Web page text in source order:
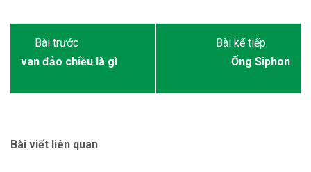
Bài viết liên quan
van đảo chiều là gì Ống Siphon